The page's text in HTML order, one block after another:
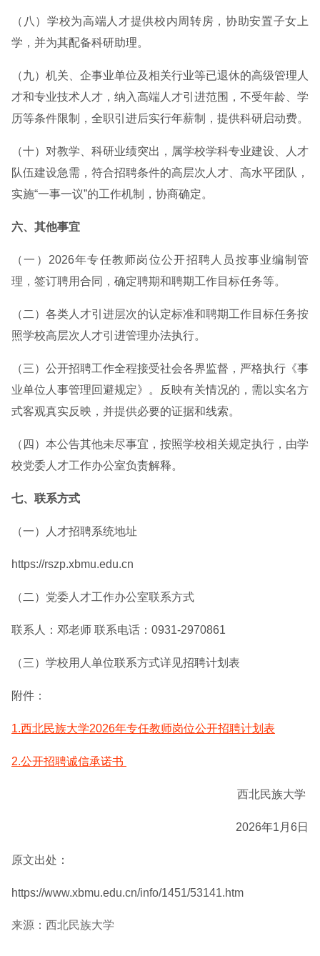
（八）学校为高端人才提供校内周转房，协助安置子女上
学，并为其配备科研助理。
（九）机关、企事业单位及相关行业等已退休的高级管理人
才和专业技术人才，纳入高端人才引进范围，不受年龄、学
历等条件限制，全职引进后实行年薪制，提供科研启动费。
（十）对教学、科研业绩突出，属学校学科专业建设、人才
队伍建设急需，符合招聘条件的高层次人才、高水平团队，
实施“一事一议”的工作机制，协商确定。
六、其他事宜
（一）2026年专任教师岗位公开招聘人员按事业编制管
理，签订聘用合同，确定聘期和聘期工作目标任务等。
（二）各类人才引进层次的认定标准和聘期工作目标任务按
照学校高层次人才引进管理办法执行。
（三）公开招聘工作全程接受社会各界监督，严格执行《事
业单位人事管理回避规定》。反映有关情况的，需以实名方
式客观真实反映，并提供必要的证据和线索。
（四）本公告其他未尽事宜，按照学校相关规定执行，由学
校党委人才工作办公室负责解释。
七、联系方式
（一）人才招聘系统地址
https://rszp.xbmu.edu.cn
（二）党委人才工作办公室联系方式
联系人：邓老师 联系电话：0931-2970861
（三）学校用人单位联系方式详见招聘计划表
附件：
1.西北民族大学2026年专任教师岗位公开招聘计划表
2.公开招聘诚信承诺书
西北民族大学
2026年1月6日
原文出处：
https://www.xbmu.edu.cn/info/1451/53141.htm
来源：西北民族大学